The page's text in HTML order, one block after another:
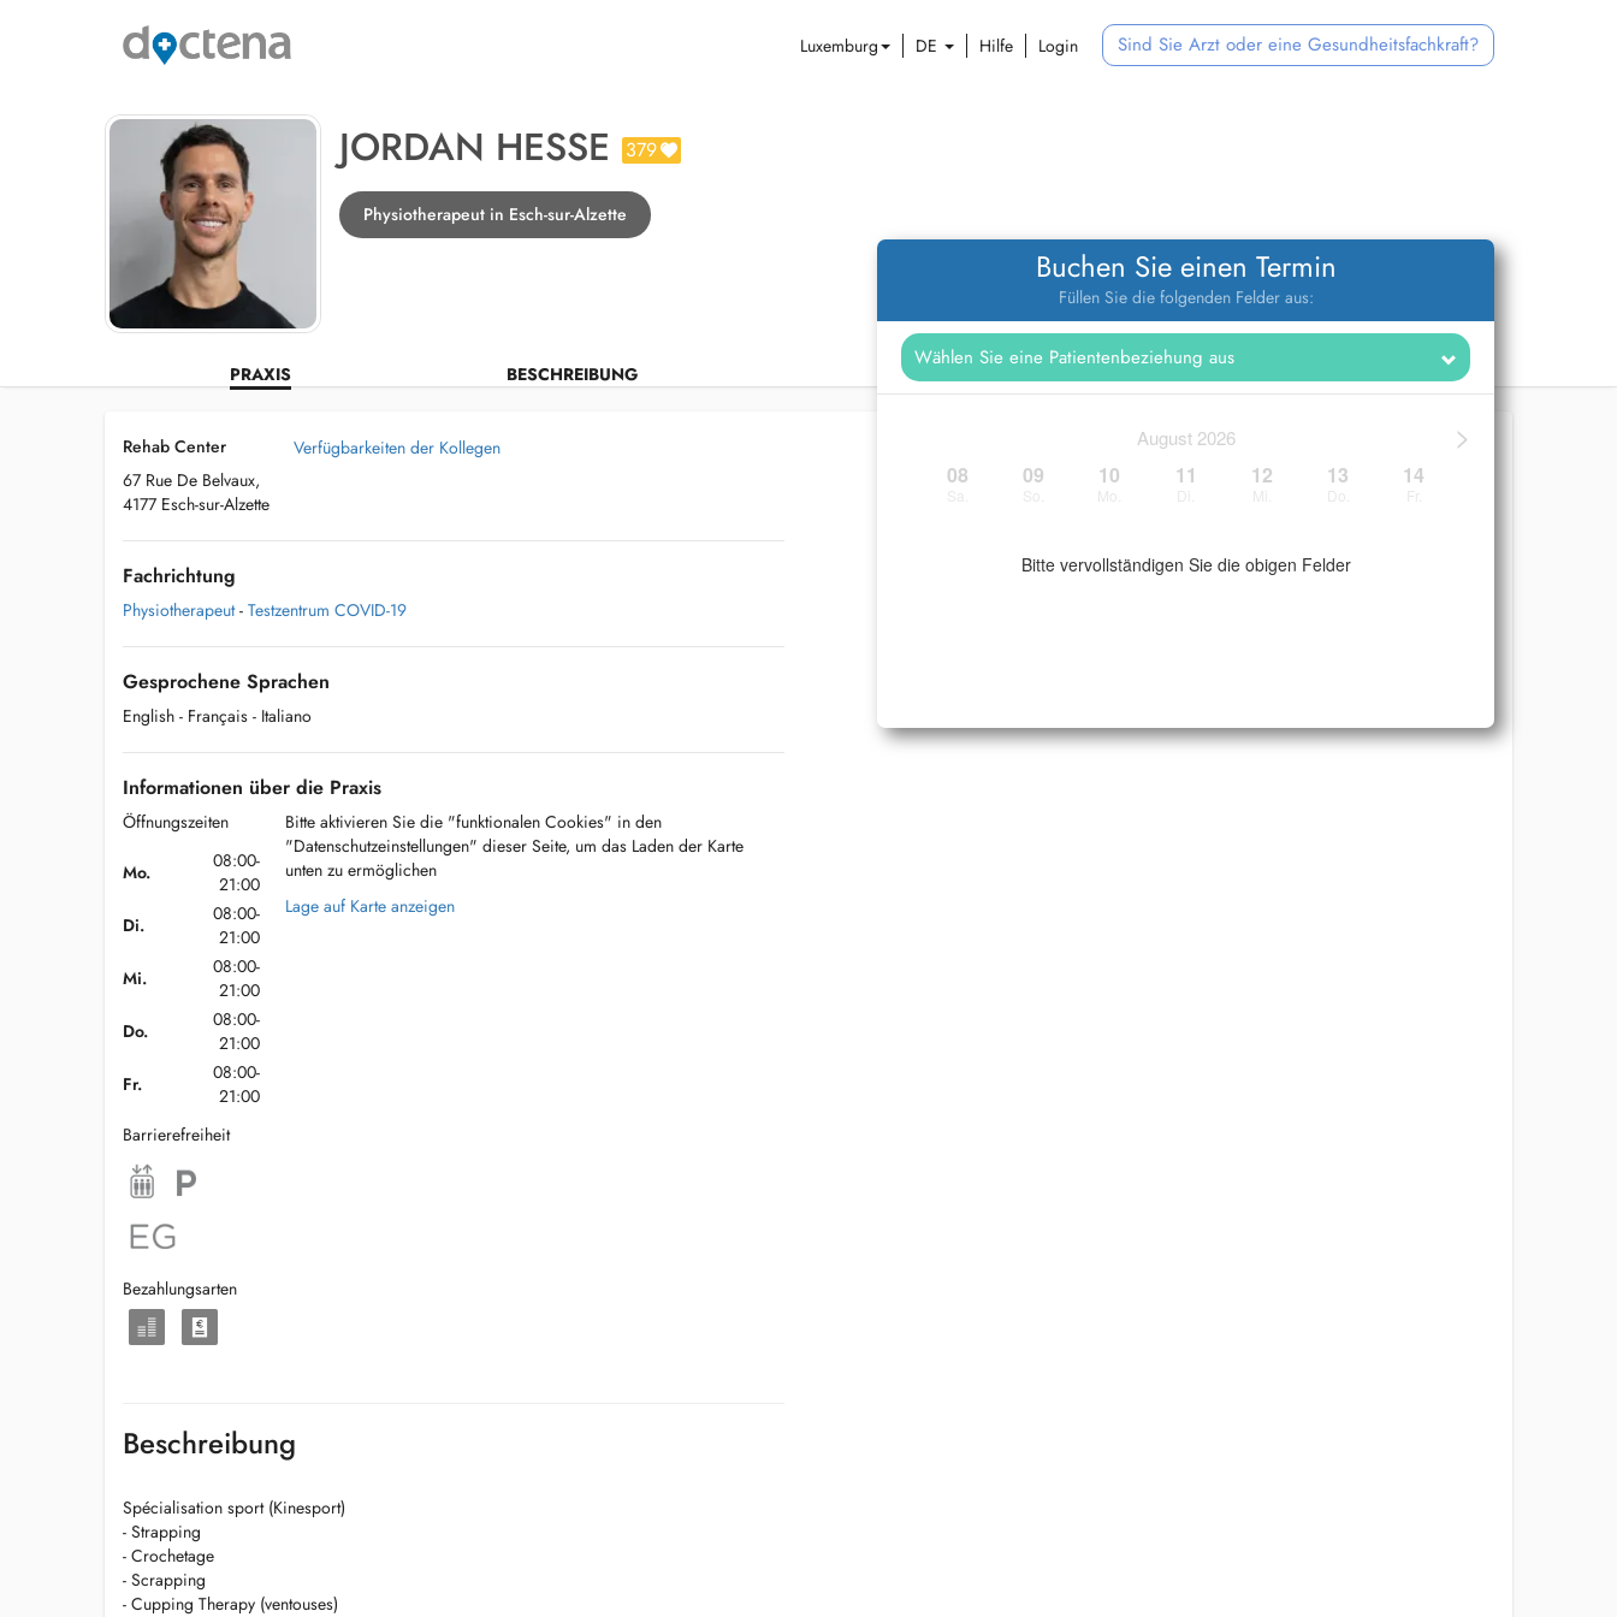
Luxemburg DE Hilfe Login Sind Sie Arzt oder eine Gesundheitsfachkraft?
JORDAN HESSE 379
Physiotherapeut in Esch-sur-Alzette
PRAXIS BESCHREIBUNG
Buchen Sie einen Termin
Füllen Sie die folgenden Felder aus:
>
August 2026
08 09 10 11 12 13 14
Bitte vervollständigen Sie die obigen Felder
Rehab Center
67 Rue De Belvaux,
4177 Esch-sur-Alzette
Verfügbarkeiten der Kollegen
Fachrichtung
Physiotherapeut - Testzentrum COVID-19
Gesprochene Sprachen
English - Français - Italiano
Informationen über die Praxis
Öffnungszeiten
Mo.
08:00-
21:00
Di.
08:00-
21:00
Mi.
08:00-
21:00
Do.
08:00-
21:00
Fr.
08:00-
21:00
Barrierefreiheit
Bezahlungsarten
Bitte aktivieren Sie die "funktionalen Cookies" in den
"Datenschutzeinstellungen" dieser Seite, um das Laden der Karte
unten zu ermöglichen
Lage auf Karte anzeigen
Beschreibung
Spécialisation sport (Kinesport)
- Strapping
- Crochetage
- Scrapping
- Cupping Therapy (ventouses)